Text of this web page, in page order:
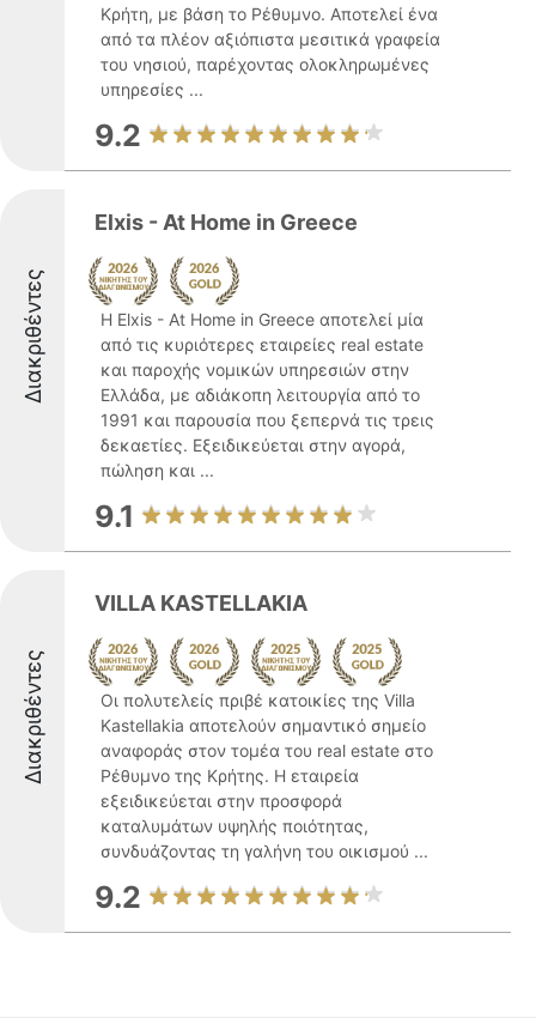
Κρήτη, με βάση το Ρέθυμνο. Αποτελεί ένα
από τα πλέον αξιόπιστα μεσιτικά γραφεία
του νησιού, παρέχοντας ολοκληρωμένες
υπηρεσίες ...
9.2
Διακριθέντες
Elxis - At Home in Greece
Η Elxis - At Home in Greece αποτελεί μία
από τις κυριότερες εταιρείες real estate
και παροχής νομικών υπηρεσιών στην
Ελλάδα, με αδιάκοπη λειτουργία από το
1991 και παρουσία που ξεπερνά τις τρεις
δεκαετίες. Εξειδικεύεται στην αγορά,
πώληση και ...
9.1
Διακριθέντες
VILLA KASTELLAKIA
Οι πολυτελείς πριβέ κατοικίες της Villa
Kastellakia αποτελούν σημαντικό σημείο
αναφοράς στον τομέα του real estate στο
Ρέθυμνο της Κρήτης. Η εταιρεία
εξειδικεύεται στην προσφορά
καταλυμάτων υψηλής ποιότητας,
συνδυάζοντας τη γαλήνη του οικισμού ...
9.2